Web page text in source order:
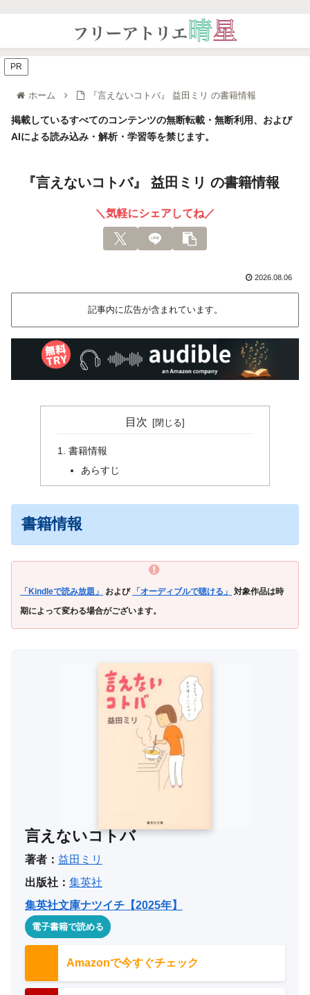
ホーム 『言えないコトバ』 益田ミリ の書籍情報
掲載しているすべてのコンテンツの無断転載・無断利用、および
AIによる読み込み・解析・学習等を禁じます。
『言えないコトバ』 益田ミリ の書籍情報
＼気軽にシェアしてね／
2026.08.06
記事内に広告が含まれています。
PR
目次
書籍情報
あらすじ
書籍情報
「Kindleで読み放題」 および 「オーディブルで聴ける」
対象作品は時
期によって変わる場合がございます。
言えないコトバ
著者： 益田ミリ
出版社： 集英社
集英社文庫ナツイチ【2025年】
電子書籍で読める
Amazonで今すぐチェック